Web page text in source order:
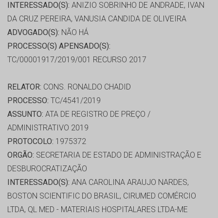
INTERESSADO(S): ANIZIO SOBRINHO DE ANDRADE, IVAN
DA CRUZ PEREIRA, VANUSIA CANDIDA DE OLIVEIRA
ADVOGADO(S): NÃO HÁ
PROCESSO(S) APENSADO(S):
TC/00001917/2019/001 RECURSO 2017
RELATOR: CONS. RONALDO CHADID
PROCESSO: TC/4541/2019
ASSUNTO: ATA DE REGISTRO DE PREÇO /
ADMINISTRATIVO 2019
PROTOCOLO: 1975372
ORGÃO: SECRETARIA DE ESTADO DE ADMINISTRAÇÃO E
DESBUROCRATIZAÇÃO
INTERESSADO(S): ANA CAROLINA ARAUJO NARDES,
BOSTON SCIENTIFIC DO BRASIL, CIRUMED COMÉRCIO
LTDA, QL MED - MATERIAIS HOSPITALARES LTDA-ME